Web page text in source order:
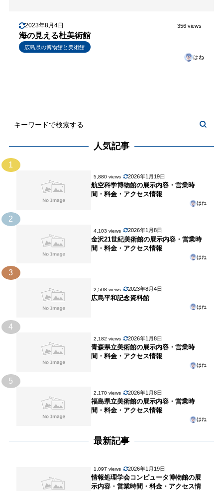
2023年8月4日 356 views
海の見える杜美術館
広島県の博物館と美術館
はね
人気記事
1
5,880 views 2026年1月19日
航空科学博物館の展示内容・営業時
間・料金・アクセス情報
はね
2
4,103 views 2026年1月8日
金沢21世紀美術館の展示内容・営業時
間・料金・アクセス情報
はね
3
2,508 views 2023年8月4日
広島平和記念資料館
はね
4
2,182 views 2026年1月8日
青森県立美術館の展示内容・営業時
間・料金・アクセス情報
はね
5
2,170 views 2026年1月8日
福島県立美術館の展示内容・営業時
間・料金・アクセス情報
はね
最新記事
1,097 views 2026年1月19日
情報処理学会コンピュータ博物館の展
示内容・営業時間・料金・アクセス情